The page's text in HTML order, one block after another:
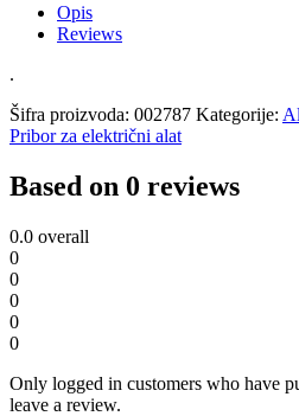
Opis
Reviews
.
Šifra proizvoda: 002787 Kategorije:
Pribor za električni alat
Based on 0 reviews
0.0 overall
0
0
0
0
0
Only logged in customers who have
leave a review.